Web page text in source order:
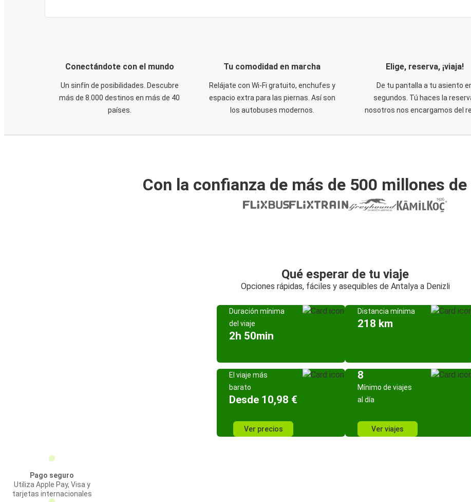
Conectándote con el mundo
Un sinfín de posibilidades. Descubre
más de 8.000 destinos en más de 40
países.
Tu comodidad en marcha
Relájate con Wi-Fi gratuito, enchufes y
espacio extra para las piernas. Así son
los autobuses modernos.
Elige, reserva, ¡viaja!
De tu pantalla a tu asiento
segundos. Tú haces la
nosotros nos encargamos del
Con la confianza de más de 500 millones
Qué esperar de tu viaje
Opciones rápidas, fáciles y asequibles de Antalya a Denizli
Duración mínima
del viaje
2h 50min
Distancia mínima
218 km
El viaje más
barato
Desde 10,98 €
Ver precios
8
Mínimo de viajes
al día
Ver viajes
Pago seguro
Utiliza Apple Pay, Visa y
tarjetas internacionales